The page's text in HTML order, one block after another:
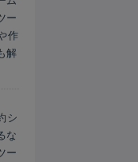
ー
作
解
シ
な
ー